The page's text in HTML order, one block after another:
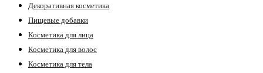
Декоративная косметика
Пищевые добавки
Косметика для лица
Косметика для волос
Косметика для тела